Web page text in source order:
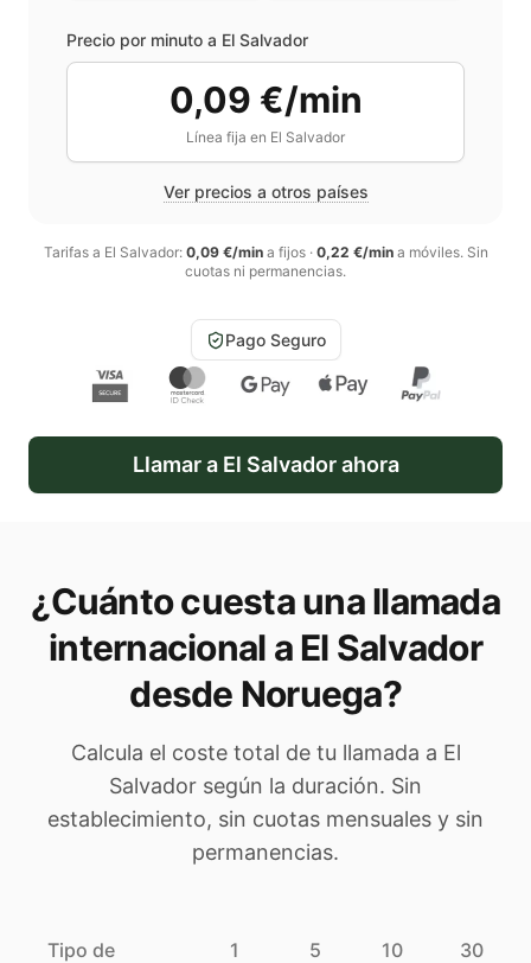
Precio por minuto a El Salvador
0,09 €/min
Línea fija en El Salvador
Ver precios a otros países
Tarifas a El Salvador: 0,09 €/mina fijos· 0,22 €/mina móviles. Sin
cuotas ni permanencias.
Pago Seguro
Llamar a El Salvadorahora
¿Cuánto cuesta una llamada
internacional aEl Salvador
desde Noruega?
Calcula el coste total de tu llamada a El
Salvador según la duración. Sin
establecimiento, sin cuotas mensuales y sin
permanencias.
Tipo de
1
5
10
30